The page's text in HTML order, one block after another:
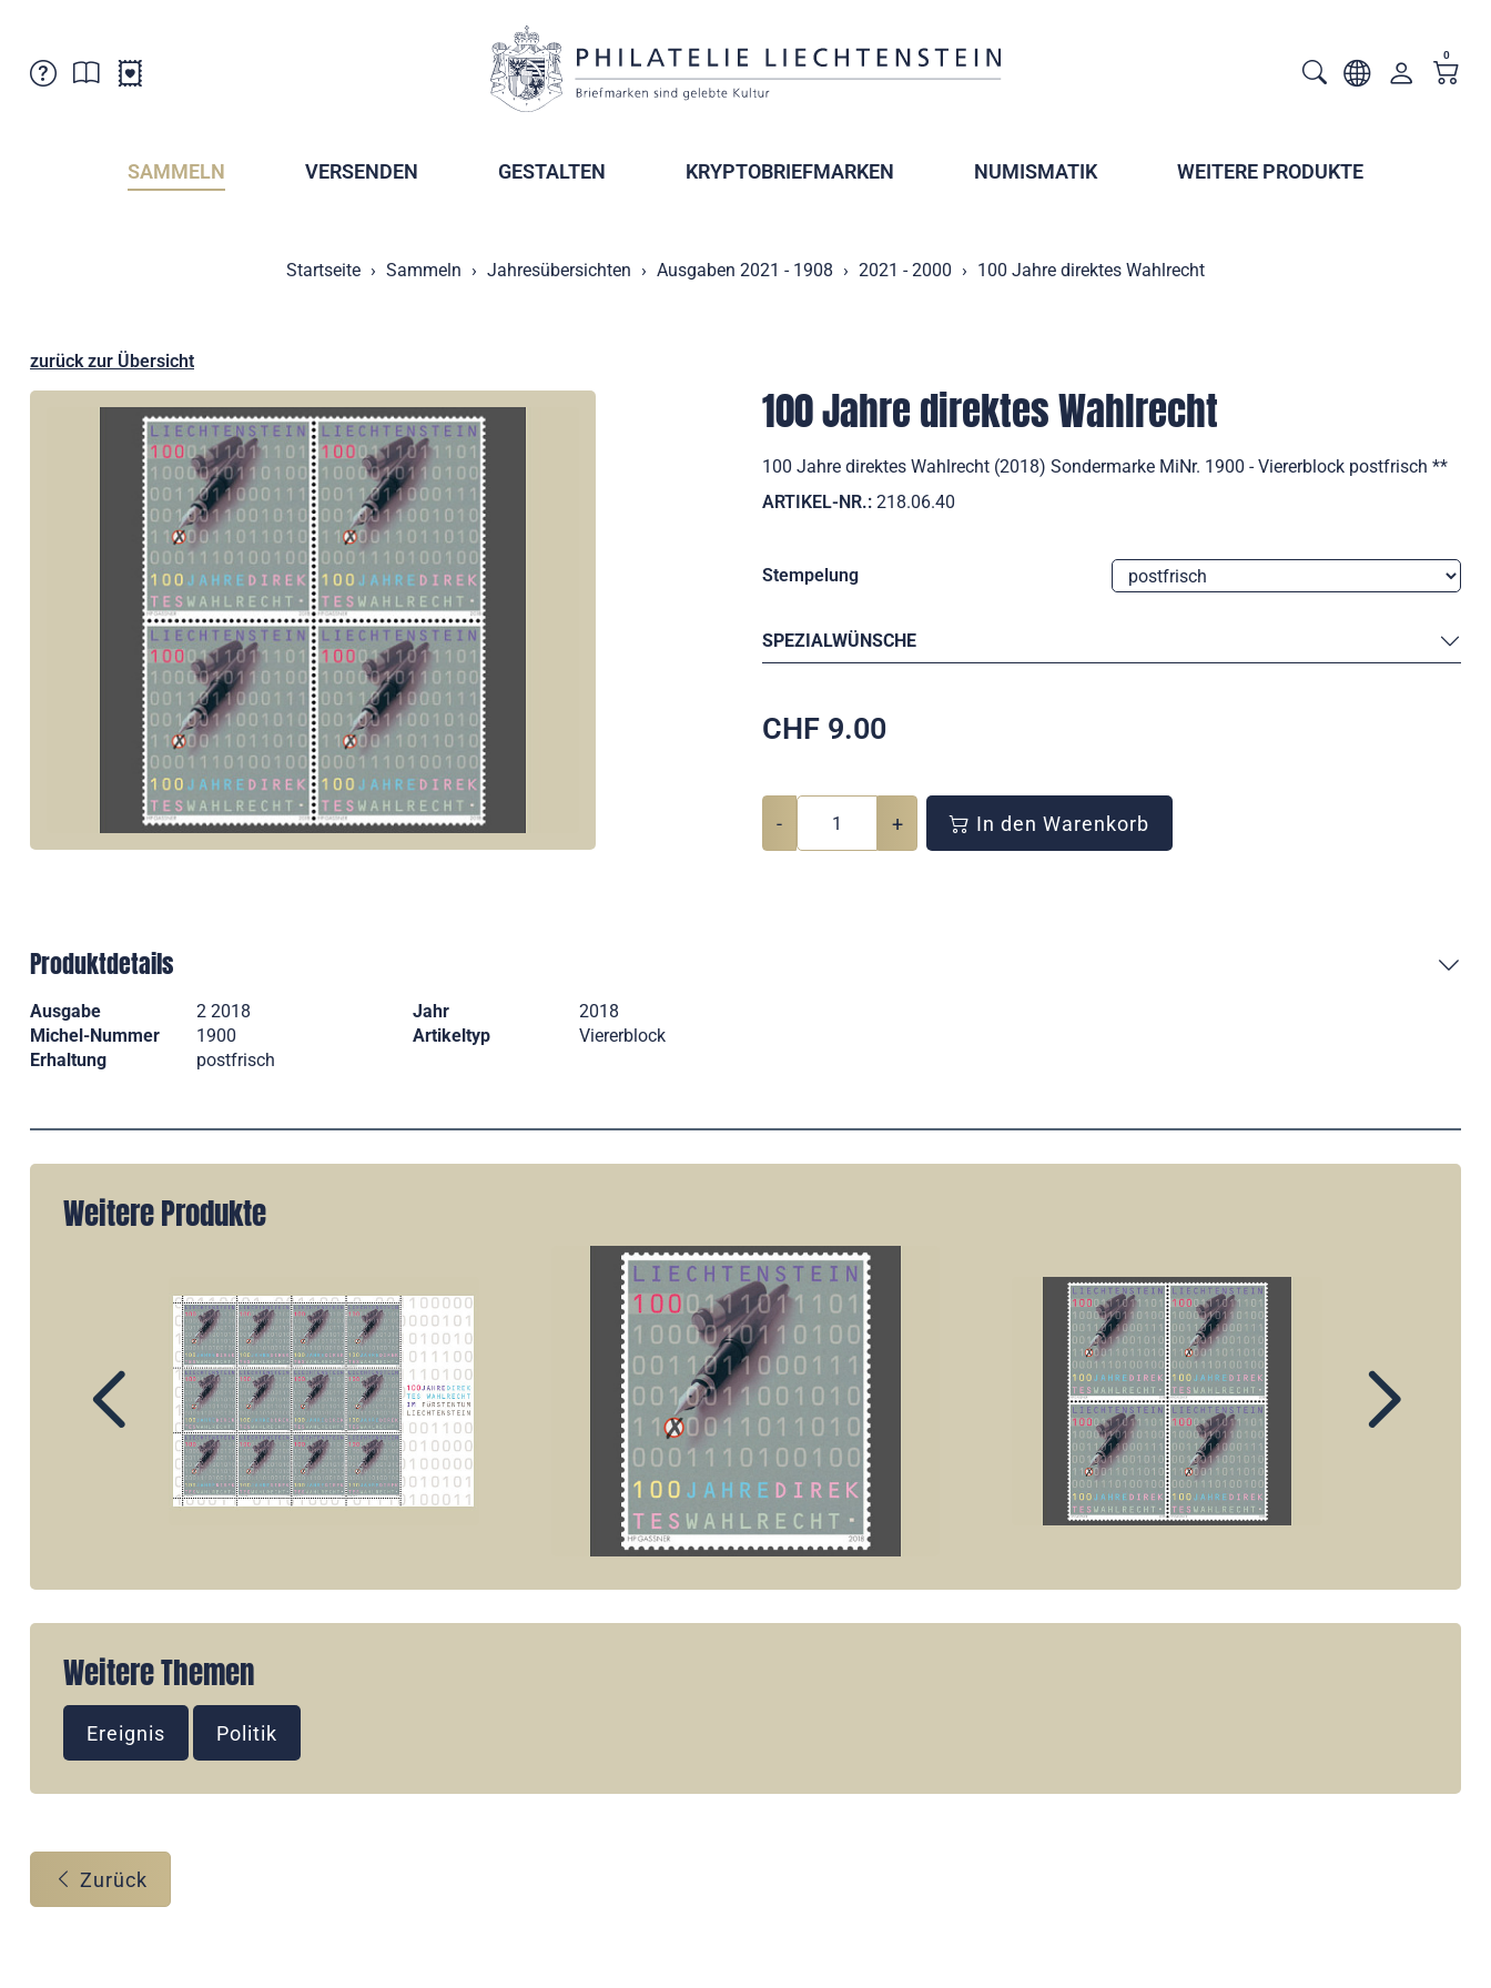
Verkaufsstellen
Postcrossing
Abonnemente
0
SAMMELN VERSENDEN GESTALTEN KRYPTOBRIEFMARKEN NUMISMATIK WEITERE PRODUKTE
Startseite Sammeln Jahresübersichten Ausgaben 2021 - 1908 2021 - 2000 100 Jahre direktes Wahlrecht
zurück zur Übersicht
100 Jahre direktes Wahlrecht
100 Jahre direktes Wahlrecht (2018) Sondermarke MiNr. 1900 - Viererblock postfrisch **
ARTIKEL-NR.: 218.06.40
Stempelung
SPEZIALWÜNSCHE
CHF 9.00
- + In den Warenkorb
Produktdetails
Ausgabe 2 2018 Jahr
2018
Michel-Nummer
1900 Artikeltyp
Viererblock
Erhaltung
postfrisch
Weitere Produkte
Weitere Themen
Ereignis Politik
Zurück